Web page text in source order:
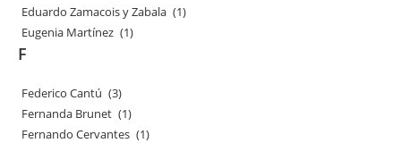
Eduardo Zamacois y Zabala (1)
Eugenia Martínez (1)
F
Federico Cantú (3)
Fernanda Brunet (1)
Fernando Cervantes (1)